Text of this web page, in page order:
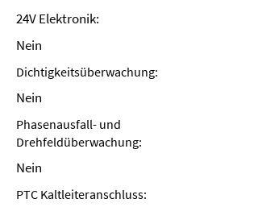
24V Elektronik:
Nein
Dichtigkeitsüberwachung:
Nein
Phasenausfall- und
Drehfeldüberwachung:
Nein
PTC Kaltleiteranschluss: